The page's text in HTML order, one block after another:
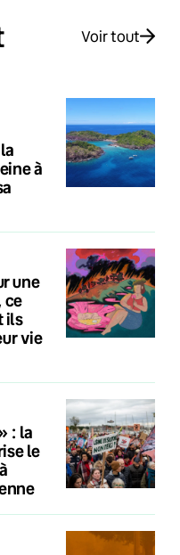
Voir tout
à
une
ce
ils
vie
: la
le